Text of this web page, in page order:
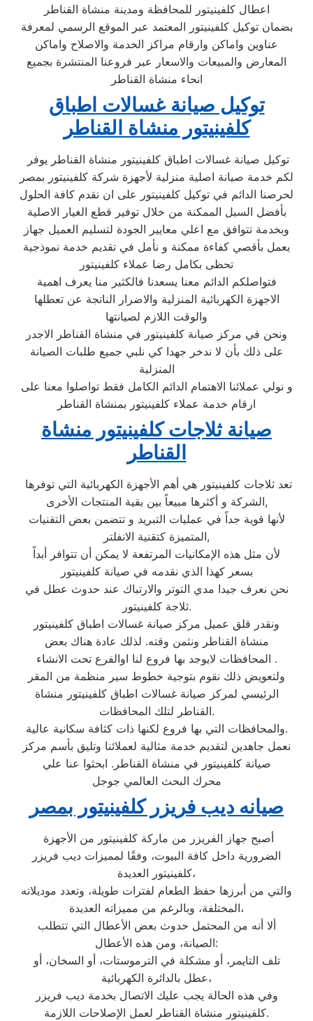
اعطال كلفينيتور للمحافظة ومدينة منشاة القناطر
بضمان توكيل كلفينيتور المعتمد عبر الموقع الرسمي لمعرفة
عناوين واماكن وارقام مراكز الخدمة والاصلاح واماكن
المعارض والمبيعات والاسعار عبر فروعنا المنتشرة بجميع
انحاء منشاة القناطر
توكيل صيانة غسالات اطباق
كلفينيتور منشاة القناطر
لكم خدمة صيانة اصلية منزلية لأجهزة شركة كلفينيتور بمصر
لحرصنا الدائم في توكيل كلفينيتور على ان نقدم كافة الحلول
بأفضل السبل الممكنة من خلال توفير قطع الغيار الاصلية
وبخدمة تتوافق مع اعلي معايير الجودة لتسليم العميل جهاز
يعمل بأقصي كفاءة ممكنة و نأمل في تقديم خدمة نموذجية
تحظى بكامل رضا عملاء كلفينيتور
فتواصلكم الدائم معنا يسعدنا فالكثير منا يعرف اهمية
الاجهزة الكهربائية المنزلية والاضرار الناتجة عن تعطلها
والوقت اللازم لصيانتها
ونحن في مركز صيانة كلفينيتور في منشاة القناطر الاجدر
على ذلك بأن لا ندخر جهدا كي نلبي جميع طلبات الصيانة
المنزلية
و نولي عملائنا الاهتمام الدائم الكامل فقط تواصلوا معنا على
ارقام خدمة عملاء كلفينيتور بمنشاة القناطر
صيانة ثلاجات كلفينيتور منشاة
القناطر
الشركة و أكثرها مبيعاً بين بقية المنتجات الأخرى,
لأنها قوية جداً في عمليات التبريد و تتضمن بعض التقنيات
المتميزة كتقنية الانفلتر,
لأن مثل هذه الإمكانيات المرتفعة لا يمكن أن تتوافر أبداً
بسعر كهذا الذي نقدمه في صيانة كلفينيتور
نحن نعرف جيدا مدي التوتر والارتباك عند حدوث عطل في
ثلاجة كلفينيتور.
ونقدر قلق عميل مركز صيانة غسالات اطباق كلفينيتور
منشاة القناطر ونثمن وقته. لذلك عادة هناك بعض
المحافظات لايوجد بها فروع لنا اوالفرع تحت الانشاء .
ولتعويض ذلك نقوم بتوجية خطوط سير منظمة من المقر
الرئيسي لمركز صيانة غسالات اطباق كلفينيتور منشاة
القناطر لتلك المحافظات.
والمحافظات التي بها فروع لكنها ذات كثافة سكانية عالية.
نعمل جاهدين لتقديم خدمة مثالية لعملائنا وتليق بأسم مركز
صيانة كلفينيتور في منشاة القناطر. ابحثوا عنا علي
محرك البحث العالمي جوجل
صيانه ديب فريزر كلفينيتور بمصر
الضرورية داخل كافة البيوت، وفقًا لمميزات ديب فريزر
كلفينيتور العديدة،
والتي من أبرزها حفظ الطعام لفترات طويلة، وتعدد موديلاته
المختلفة، وبالرغم من مميزاته العديدة،
ألا أنه من المحتمل حدوث بعض الأعطال التي تتطلب
الصيانة، ومن هذه الأعطال:
تلف التايمر، أو مشكلة في الترموستات، أو السخان، أو
عطل بالدائرة الكهربائية،
وفي هذه الحالة يجب عليك الاتصال بخدمة ديب فريزر
كلفينيتور منشاة القناطر لعمل الإصلاحات اللازمة.